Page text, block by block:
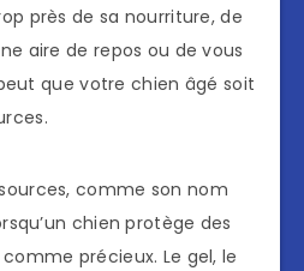
près de sa nourriture, de
aire de repos ou de vous
que votre chien âgé soit
comme son nom
chien protège des
précieux. Le gel, le